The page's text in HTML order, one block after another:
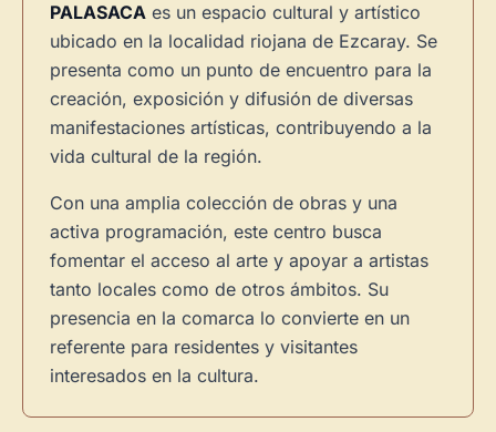
PALASACA es un espacio cultural y artístico
ubicado en la localidad riojana de Ezcaray. Se
presenta como un punto de encuentro para la
creación, exposición y difusión de diversas
manifestaciones artísticas, contribuyendo a la
vida cultural de la región.
Con una amplia colección de obras y una
activa programación, este centro busca
fomentar el acceso al arte y apoyar a artistas
tanto locales como de otros ámbitos. Su
presencia en la comarca lo convierte en un
referente para residentes y visitantes
interesados en la cultura.